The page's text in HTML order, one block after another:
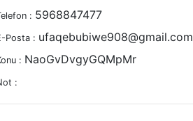
: 5968847477
Posta : ufaqebubiwe908@gmail.com
: NaoGvDvgyGQMpMr
: